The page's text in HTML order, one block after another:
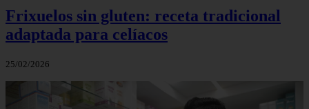
Frixuelos sin gluten: receta tradicional
adaptada para celíacos
25/02/2026